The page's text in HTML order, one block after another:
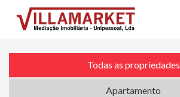
Todas as propriedades
Apartamento